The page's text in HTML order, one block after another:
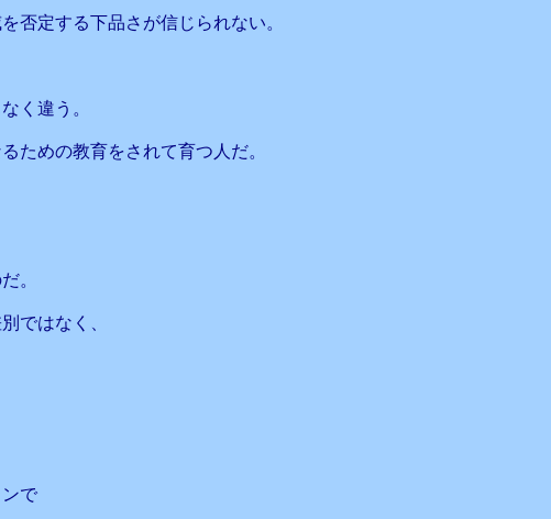
否定する下品さが信じられない。
く違う。
ための教育をされて育つ人だ。
。
ではなく、
で